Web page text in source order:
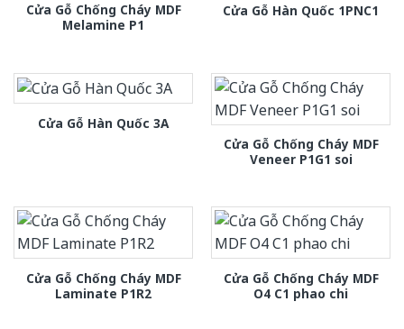
Cửa Gỗ Chống Cháy MDF
Melamine P1
Cửa Gỗ Hàn Quốc 1PNC1
Cửa Gỗ Hàn Quốc 3A
Cửa Gỗ Chống Cháy MDF
Veneer P1G1 soi
Cửa Gỗ Chống Cháy MDF
Laminate P1R2
Cửa Gỗ Chống Cháy MDF
O4 C1 phao chi